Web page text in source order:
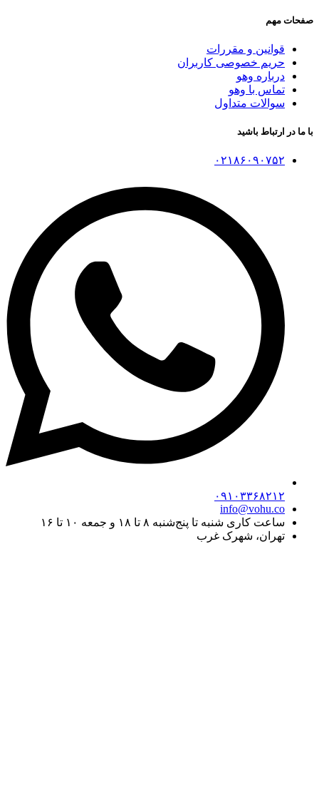
صفحات مهم
قوانین و مقررات
حریم خصوصی کاربران
درباره وهو
تماس با وهو
سوالات متداول
با ما در ارتباط باشید
۰۲۱۸۶۰۹۰۷۵۲
۰۹۱۰۳۳۶۸۲۱۲
info@vohu.co
ساعت کاری شنبه تا پنج‌شنبه ۸ تا ۱۸ و جمعه ۱۰ تا ۱۶
تهران، شهرک غرب